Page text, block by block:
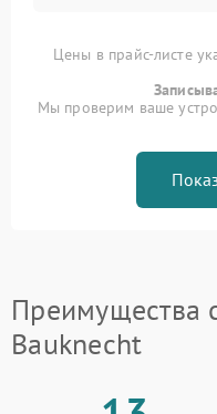
Цены в прайс-листе
Мы проверим ваше
Преимущества
Bauknecht